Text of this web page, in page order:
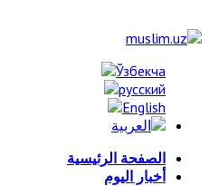
الصفحة الرئيسية
أخبار اليوم